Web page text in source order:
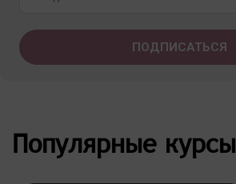
Популярные курсы